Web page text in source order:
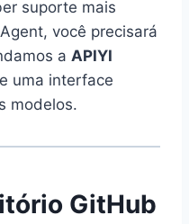
suporte mais
você precisará
a APIYI
uma interface
modelos.
GitHub